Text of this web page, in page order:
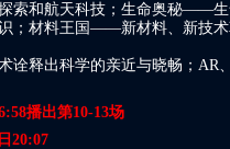
和航天科技；生命奥秘——生
材料王国——新材料、新技术
释出科学的亲近与晓畅；AR
播出第10-13场
20:07